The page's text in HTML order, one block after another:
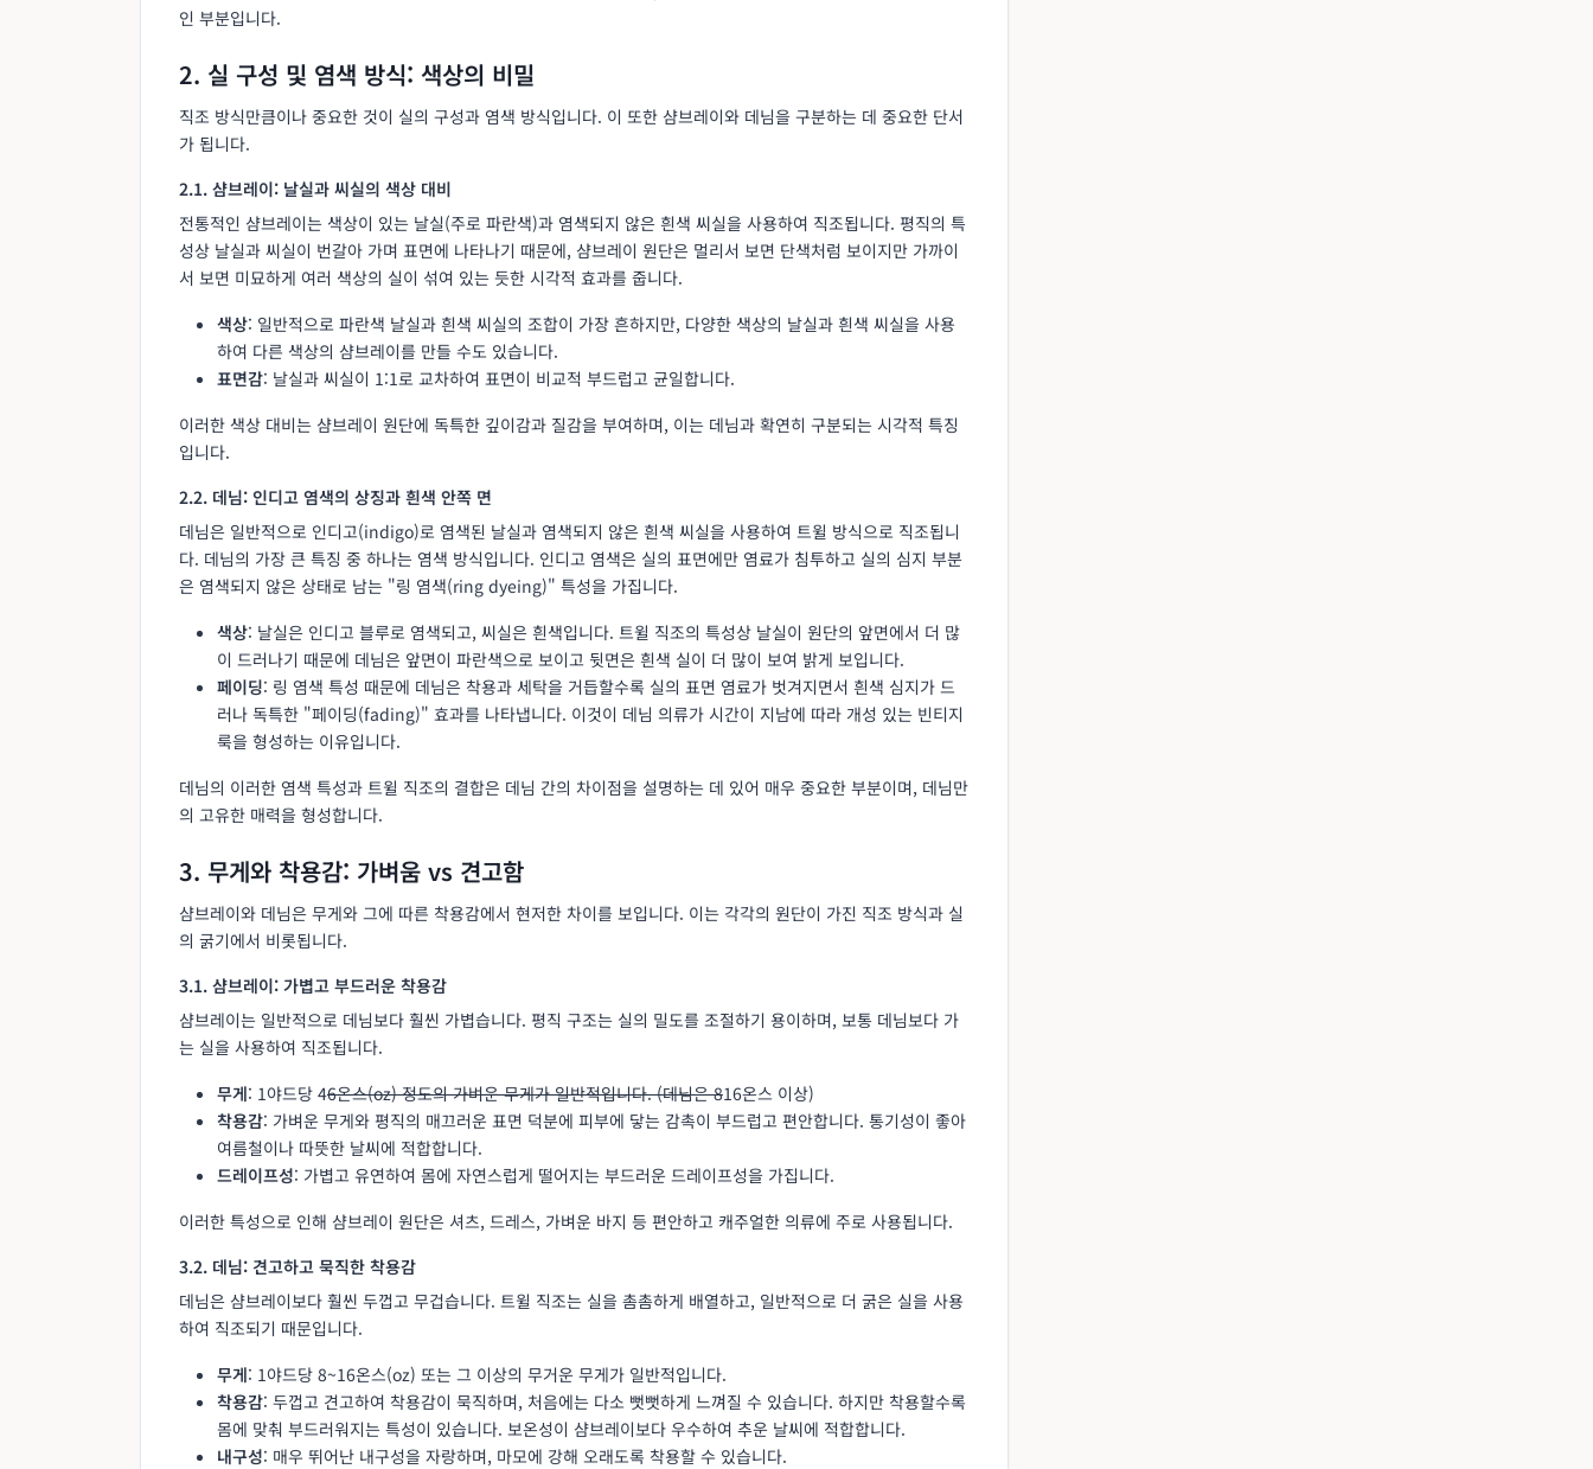
인 부분입니다.
2. 실 구성 및 염색 방식: 색상의 비밀
직조 방식만큼이나 중요한 것이 실의 구성과 염색 방식입니다. 이 또한 샴브레이와 데님을 구분하는 데 중요한 단서
가 됩니다.
2.1. 샴브레이: 날실과 씨실의 색상 대비
전통적인 샴브레이는 색상이 있는 날실(주로 파란색)과 염색되지 않은 흰색 씨실을 사용하여 직조됩니다. 평직의 특
성상 날실과 씨실이 번갈아 가며 표면에 나타나기 때문에, 샴브레이 원단은 멀리서 보면 단색처럼 보이지만 가까이
서 보면 미묘하게 여러 색상의 실이 섞여 있는 듯한 시각적 효과를 줍니다.
색상: 일반적으로 파란색 날실과 흰색 씨실의 조합이 가장 흔하지만, 다양한 색상의 날실과 흰색 씨실을 사용
하여 다른 색상의 샴브레이를 만들 수도 있습니다.
표면감: 날실과 씨실이 1:1로 교차하여 표면이 비교적 부드럽고 균일합니다.
이러한 색상 대비는 샴브레이 원단에 독특한 깊이감과 질감을 부여하며, 이는 데님과 확연히 구분되는 시각적 특징
입니다.
2.2. 데님: 인디고 염색의 상징과 흰색 안쪽 면
데님은 일반적으로 인디고(indigo)로 염색된 날실과 염색되지 않은 흰색 씨실을 사용하여 트윌 방식으로 직조됩니
다. 데님의 가장 큰 특징 중 하나는 염색 방식입니다. 인디고 염색은 실의 표면에만 염료가 침투하고 실의 심지 부분
은 염색되지 않은 상태로 남는 "링 염색(ring dyeing)" 특성을 가집니다.
색상: 날실은 인디고 블루로 염색되고, 씨실은 흰색입니다. 트윌 직조의 특성상 날실이 원단의 앞면에서 더 많
이 드러나기 때문에 데님은 앞면이 파란색으로 보이고 뒷면은 흰색 실이 더 많이 보여 밝게 보입니다.
페이딩: 링 염색 특성 때문에 데님은 착용과 세탁을 거듭할수록 실의 표면 염료가 벗겨지면서 흰색 심지가 드
러나 독특한 "페이딩(fading)" 효과를 나타냅니다. 이것이 데님 의류가 시간이 지남에 따라 개성 있는 빈티지
룩을 형성하는 이유입니다.
데님의 이러한 염색 특성과 트윌 직조의 결합은 데님 간의 차이점을 설명하는 데 있어 매우 중요한 부분이며, 데님만
의 고유한 매력을 형성합니다.
3. 무게와 착용감: 가벼움 vs 견고함
샴브레이와 데님은 무게와 그에 따른 착용감에서 현저한 차이를 보입니다. 이는 각각의 원단이 가진 직조 방식과 실
의 굵기에서 비롯됩니다.
3.1. 샴브레이: 가볍고 부드러운 착용감
샴브레이는 일반적으로 데님보다 훨씬 가볍습니다. 평직 구조는 실의 밀도를 조절하기 용이하며, 보통 데님보다 가
는 실을 사용하여 직조됩니다.
무게: 1야드당 46온스(oz) 정도의 가벼운 무게가 일반적입니다. (데님은 816온스 이상)
착용감: 가벼운 무게와 평직의 매끄러운 표면 덕분에 피부에 닿는 감촉이 부드럽고 편안합니다. 통기성이 좋아
여름철이나 따뜻한 날씨에 적합합니다.
드레이프성: 가볍고 유연하여 몸에 자연스럽게 떨어지는 부드러운 드레이프성을 가집니다.
이러한 특성으로 인해 샴브레이 원단은 셔츠, 드레스, 가벼운 바지 등 편안하고 캐주얼한 의류에 주로 사용됩니다.
3.2. 데님: 견고하고 묵직한 착용감
데님은 샴브레이보다 훨씬 두껍고 무겁습니다. 트윌 직조는 실을 촘촘하게 배열하고, 일반적으로 더 굵은 실을 사용
하여 직조되기 때문입니다.
무게: 1야드당 8~16온스(oz) 또는 그 이상의 무거운 무게가 일반적입니다.
착용감: 두껍고 견고하여 착용감이 묵직하며, 처음에는 다소 뻣뻣하게 느껴질 수 있습니다. 하지만 착용할수록
몸에 맞춰 부드러워지는 특성이 있습니다. 보온성이 샴브레이보다 우수하여 추운 날씨에 적합합니다.
내구성: 매우 뛰어난 내구성을 자랑하며, 마모에 강해 오래도록 착용할 수 있습니다.